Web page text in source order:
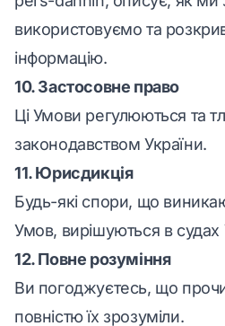
використовуємо та
інформацію.
10. Застосовне право
Ці Умови регулюються та
законодавством України.
11. Юрисдикція
Будь-які спори, що
Умов, вирішуються в судах
12. Повне розуміння
Ви погоджуєтесь, що
повністю їх зрозуміли.